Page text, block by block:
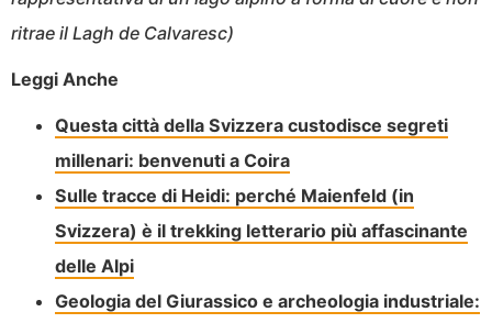
ritrae il Lagh de Calvaresc)
Leggi Anche
Questa città della Svizzera custodisce segreti
millenari: benvenuti a Coira
Sulle tracce di Heidi: perché Maienfeld (in
Svizzera) è il trekking letterario più affascinante
delle Alpi
Geologia del Giurassico e archeologia industriale: